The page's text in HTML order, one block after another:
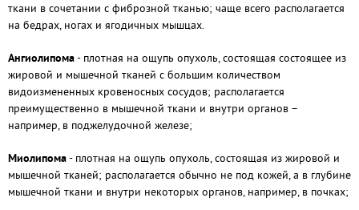
ткани в сочетании с фиброзной тканью; чаще всего располагается
на бедрах, ногах и ягодичных мышцах.
Ангиолипома- плотная на ощупь опухоль, состоящая состоящее из
жировой и мышечной тканей с большим количеством
видоизмененных кровеносных сосудов; располагается
преимущественно в мышечной ткани и внутри органов –
например, в поджелудочной железе;
Миолипома- плотная на ощупь опухоль, состоящая из жировой и
мышечной тканей; располагается обычно не под кожей, а в глубине
мышечной ткани и внутри некоторых органов, например, в почках;